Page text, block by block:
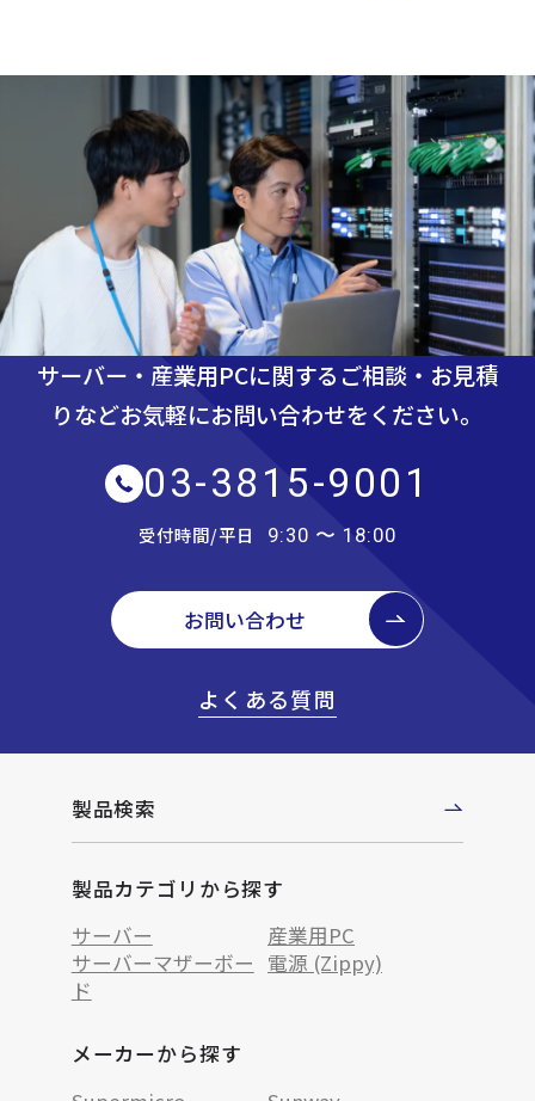
サーバー・産業用PCに関するご相談・お見積
りなどお気軽にお問い合わせをください。
03-3815-9001
受付時間/平日 9:30 〜 18:00
お問い合わせ
よくある質問
製品検索
製品カテゴリから探す
サーバー
産業用PC
サーバーマザーボー
ド
電源 (Zippy)
メーカーから探す